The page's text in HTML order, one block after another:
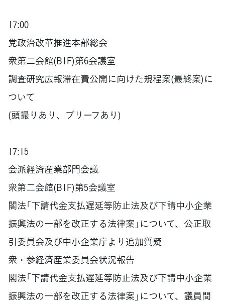
17:00
党政治改革推進本部総会
衆第二会館(B1F)第6会議室
調査研究広報滞在費公開に向けた規程案(最終案)に
ついて
(頭撮りあり、ブリーフあり)
17:15
会派経済産業部門会議
衆第二会館(B1F)第5会議室
閣法「下請代金支払遅延等防止法及び下請中小企業
振興法の一部を改正する法律案」について、公正取
引委員会及び中小企業庁より追加質疑
衆・参経済産業委員会状況報告
閣法「下請代金支払遅延等防止法及び下請中小企業
振興法の一部を改正する法律案」について、議員間